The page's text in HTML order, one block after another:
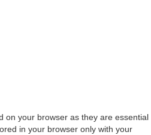
on your browser as they are essential
in your browser only with your